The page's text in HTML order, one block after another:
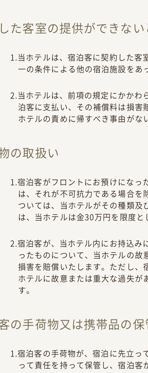
た客室の提供ができな
1.当ホテルは、宿泊客に契約した客
一の条件による他の宿泊施設をあ
2.当ホテルは、前項の規定にかかわ
泊客に支払い、その補償料は損
ホテルの責めに帰すべき事由が
の取扱い
1.宿泊客がフロントにお預けになっ
は、それが不可抗力である場合
ついては、当ホテルがその種類
は、当ホテルは金30万円を限度
2.宿泊客が、当ホテル内にお持込み
ったものについて、当ホテルの
損害を賠償いたします。ただし
ホテルに故意または重大な過失
す。
の手荷物又は携帯品の
1.宿泊客の手荷物が、宿泊に先立っ
って責任を持って保管し、宿泊